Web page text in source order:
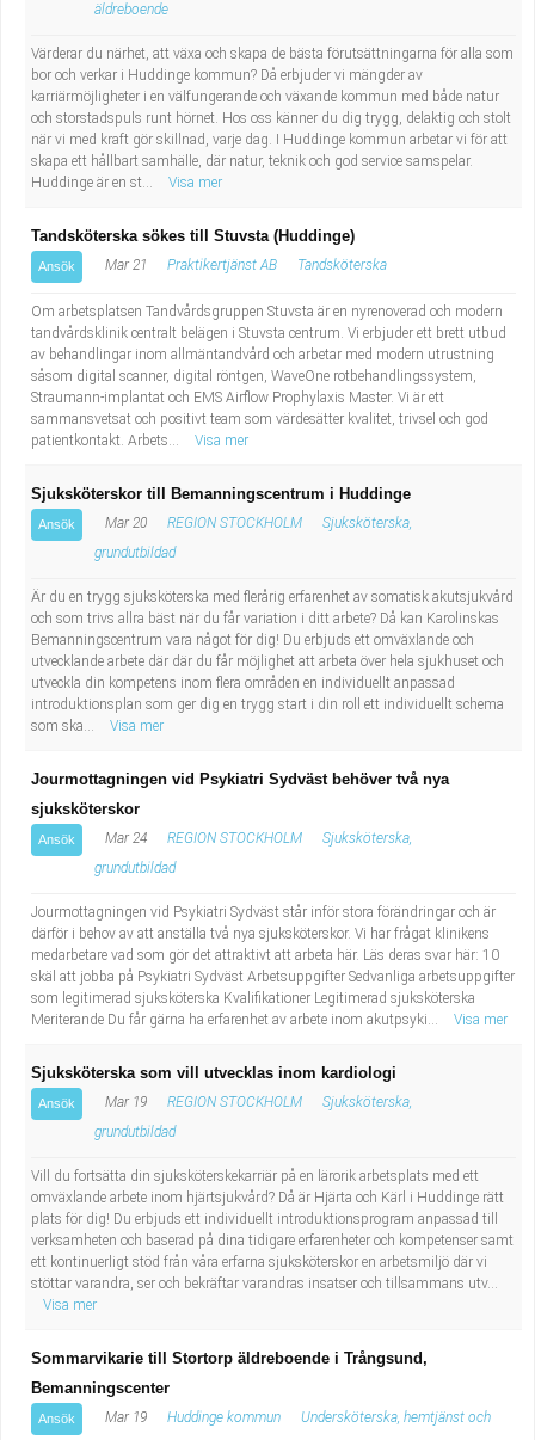
äldreboende
Värderar du närhet, att växa och skapa de bästa förutsättningarna för alla som
bor och verkar i Huddinge kommun? Då erbjuder vi mängder av
karriärmöjligheter i en välfungerande och växande kommun med både natur
och storstadspuls runt hörnet. Hos oss känner du dig trygg, delaktig och stolt
när vi med kraft gör skillnad, varje dag. I Huddinge kommun arbetar vi för att
skapa ett hållbart samhälle, där natur, teknik och god service samspelar.
Huddinge är en st...
Visa mer
Tandsköterska sökes till Stuvsta (Huddinge)
Ansök Mar 21 Praktikertjänst AB Tandsköterska
Om arbetsplatsen Tandvårdsgruppen Stuvsta är en nyrenoverad och modern
tandvårdsklinik centralt belägen i Stuvsta centrum. Vi erbjuder ett brett utbud
av behandlingar inom allmäntandvård och arbetar med modern utrustning
såsom digital scanner, digital röntgen, WaveOne rotbehandlingssystem,
Straumann-implantat och EMS Airflow Prophylaxis Master. Vi är ett
sammansvetsat och positivt team som värdesätter kvalitet, trivsel och god
patientkontakt. Arbets...
Visa mer
Sjuksköterskor till Bemanningscentrum i Huddinge
Ansök Mar 20 REGION STOCKHOLM
Sjuksköterska,
grundutbildad
Är du en trygg sjuksköterska med flerårig erfarenhet av somatisk akutsjukvård
och som trivs allra bäst när du får variation i ditt arbete? Då kan Karolinskas
Bemanningscentrum vara något för dig! Du erbjuds ett omväxlande och
utvecklande arbete där där du får möjlighet att arbeta över hela sjukhuset och
utveckla din kompetens inom flera områden en individuellt anpassad
introduktionsplan som ger dig en trygg start i din roll ett individuellt schema
som ska...
Visa mer
Jourmottagningen vid Psykiatri Sydväst behöver två nya
sjuksköterskor
Ansök Mar 24 REGION STOCKHOLM
Sjuksköterska,
grundutbildad
Jourmottagningen vid Psykiatri Sydväst står inför stora förändringar och är
därför i behov av att anställa två nya sjuksköterskor. Vi har frågat klinikens
medarbetare vad som gör det attraktivt att arbeta här. Läs deras svar här: 10
skäl att jobba på Psykiatri Sydväst Arbetsuppgifter Sedvanliga arbetsuppgifter
som legitimerad sjuksköterska Kvalifikationer Legitimerad sjuksköterska
Meriterande Du får gärna ha erfarenhet av arbete inom akutpsyki...
Visa mer
Sjuksköterska som vill utvecklas inom kardiologi
Ansök Mar 19 REGION STOCKHOLM
Sjuksköterska,
grundutbildad
Vill du fortsätta din sjuksköterskekarriär på en lärorik arbetsplats med ett
omväxlande arbete inom hjärtsjukvård? Då är Hjärta och Kärl i Huddinge rätt
plats för dig! Du erbjuds ett individuellt introduktionsprogram anpassad till
verksamheten och baserad på dina tidigare erfarenheter och kompetenser samt
ett kontinuerligt stöd från våra erfarna sjuksköterskor en arbetsmiljö där vi
stöttar varandra, ser och bekräftar varandras insatser och tillsammans utv...
Visa mer
Sommarvikarie till Stortorp äldreboende i Trångsund,
Bemanningscenter
Ansök Mar 19 Huddinge kommun
Undersköterska, hemtjänst och